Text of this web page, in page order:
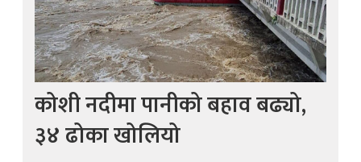
कोशी नदीमा पानीको बहाव बढ्यो,
३४ ढोका खोलियो